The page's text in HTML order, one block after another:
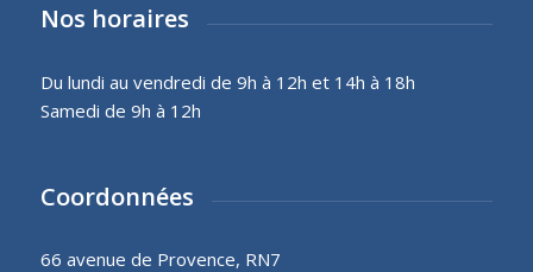
Nos horaires
Du lundi au vendredi de 9h à 12h et 14h à 18h
Samedi de 9h à 12h
Coordonnées
66 avenue de Provence, RN7